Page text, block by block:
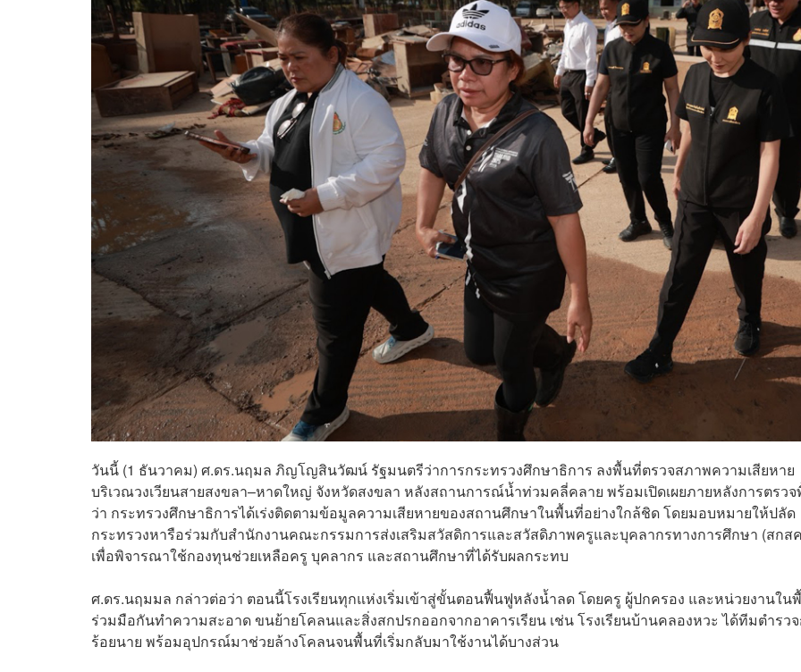
วันนี้ (1 ธันวาคม) ศ.ดร.นฤมล ภิญโญสินวัฒน์ รัฐมนตรีว่าการกระทรวงศึกษาธิการ ลงพื้นที่ตรวจสภาพความเสียหาย
บริเวณวงเวียนสายสงขลา–หาดใหญ่ จังหวัดสงขลา หลังสถานการณ์น้ำท่วมคลี่คลาย พร้อมเปิดเผยภายหลังการตรว
ว่า กระทรวงศึกษาธิการได้เร่งติดตามข้อมูลความเสียหายของสถานศึกษาในพื้นที่อย่างใกล้ชิด โดยมอบหมายให้ปลัด
กระทรวงหารือร่วมกับสำนักงานคณะกรรมการส่งเสริมสวัสดิการและสวัสดิภาพครูและบุคลากรทางการศึกษา (สกส
เพื่อพิจารณาใช้กองทุนช่วยเหลือครู บุคลากร และสถานศึกษาที่ได้รับผลกระทบ
ศ.ดร.นฤมมล กล่าวต่อว่า ตอนนี้โรงเรียนทุกแห่งเริ่มเข้าสู่ขั้นตอนฟื้นฟูหลังน้ำลด โดยครู ผู้ปกครอง และหน่วยงานใน
ร่วมมือกันทำความสะอาด ขนย้ายโคลนและสิ่งสกปรกออกจากอาคารเรียน เช่น โรงเรียนบ้านคลองหวะ ได้ทีมตำรว
ร้อยนาย พร้อมอุปกรณ์มาช่วยล้างโคลนจนพื้นที่เริ่มกลับมาใช้งานได้บางส่วน